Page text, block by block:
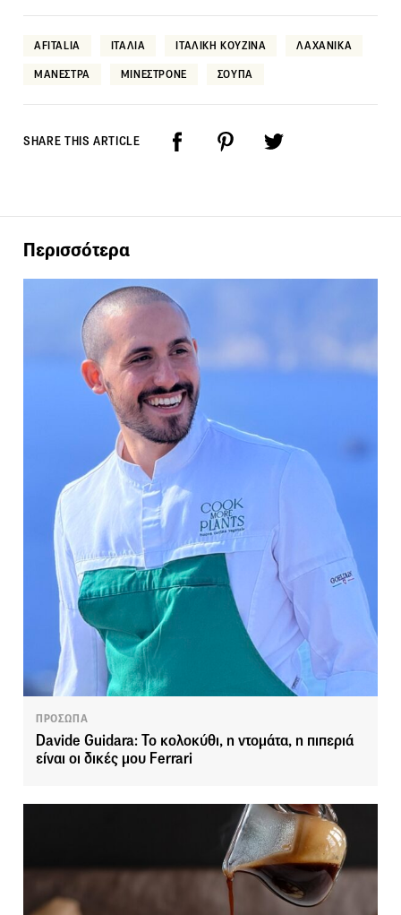
AFITALIA ΙΤΑΛΙΑ ΙΤΑΛΙΚΗ ΚΟΥΖΙΝΑ ΛΑΧΑΝΙΚΑ
ΜΑΝΕΣΤΡΑ ΜΙΝΕΣΤΡΟΝΕ ΣΟΥΠΑ
SHARE THIS ARTICLE
Περισσότερα
ΠΡΟΣΩΠΑ
Davide Guidara: Το κολοκύθι, η ντομάτα, η πιπεριά
είναι οι δικές μου Ferrari